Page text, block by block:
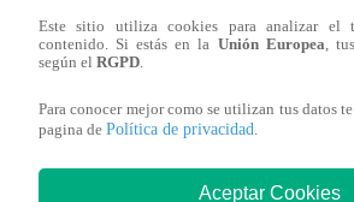
En mi casa siempre se compraba
pollo se metía a la sopa. Nos
prepararlo para mí. Más grande he
renegona
Este sitio utiliza cookies para analizar el
contenido. Si estás en la Unión Europea,
según el RGPD.
Para conocer mejor como se utilizan tus datos
pagina de Política de privacidad.
Aceptar Cookies